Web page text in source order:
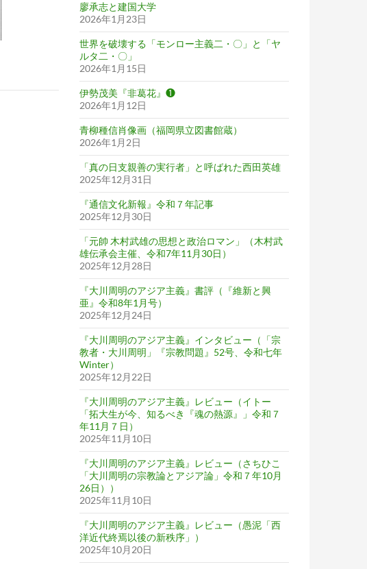
廖承志と建国大学
2026年1月23日
世界を破壊する「モンロー主義二・〇」と「ヤ
ルタ二・〇」
2026年1月15日
伊勢茂美『非葛花』❶
2026年1月12日
青柳種信肖像画（福岡県立図書館蔵）
2026年1月2日
「真の日支親善の実行者」と呼ばれた西田英雄
2025年12月31日
『通信文化新報』令和７年記事
2025年12月30日
「元帥 木村武雄の思想と政治ロマン」（木村武
雄伝承会主催、令和7年11月30日）
2025年12月28日
『大川周明のアジア主義』書評（『維新と興
亜』令和8年1月号）
2025年12月24日
『大川周明のアジア主義』インタビュー（「宗
教者・大川周明」『宗教問題』52号、令和七年
Winter）
2025年12月22日
『大川周明のアジア主義』レビュー（イトー
「拓大生が今、知るべき『魂の熱源』」令和７
年11月７日）
2025年11月10日
『大川周明のアジア主義』レビュー（さちひこ
「大川周明の宗教論とアジア論」令和７年10月
26日））
2025年11月10日
『大川周明のアジア主義』レビュー（愚泥「西
洋近代終焉以後の新秩序」）
2025年10月20日